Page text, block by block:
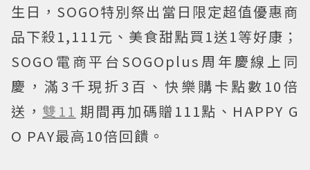
生日，SOGO特別祭出當日限定超值優惠商
品下殺1,111元、美食甜點買1送1等好康；
SOGO電商平台SOGOplus周年慶線上同
慶，滿3千現折3百、快樂購卡點數10倍
送， 雙11 期間再加碼贈111點、HAPPY G
O PAY最高10倍回饋。